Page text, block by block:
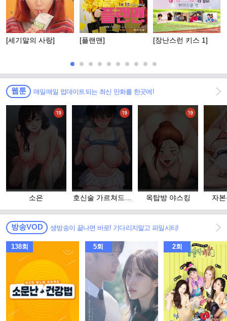
[세기말의 사랑] [플랜맨] [장난스런 키스 1]
웹툰 매일매일 업데이트되는 최신 만화를 한곳에!
소은
호신술 가르쳐드립
옥탑방 야스킹 자
방송VOD 생방송이 끝나면 바로! 기다리지말고 파일시티!
138회 5회 2회